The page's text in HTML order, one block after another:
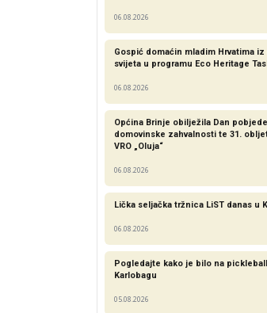
06.08.2026
Gospić domaćin mladim Hrvatima
svijeta u programu Eco Heritage
06.08.2026
Općina Brinje obilježila Dan
domovinske zahvalnosti te 31.
VRO „Oluja“
06.08.2026
Lička seljačka tržnica LiST danas u
06.08.2026
Pogledajte kako je bilo na
Karlobagu
05.08.2026